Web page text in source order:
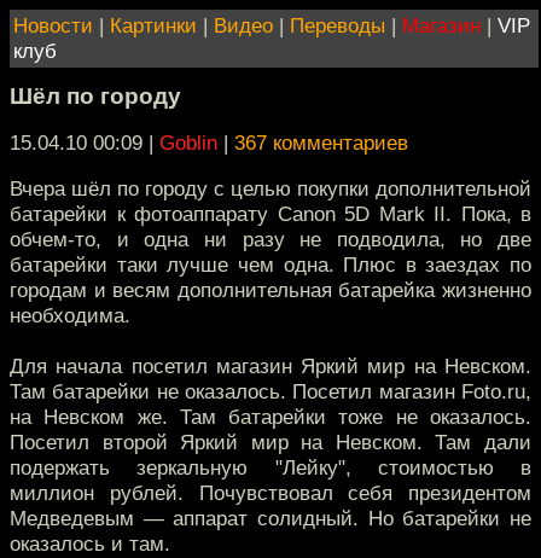
Новости | Картинки | Видео | Переводы | Магазин | VIP
клуб
Шёл по городу
15.04.10 00:09 | Goblin | 367 комментариев
Вчера шёл по городу с целью покупки дополнительной
батарейки к фотоаппарату Canon 5D Mark II. Пока, в
обчем-то, и одна ни разу не подводила, но две
батарейки таки лучше чем одна. Плюс в заездах по
городам и весям дополнительная батарейка жизненно
необходима.
Для начала посетил магазин Яркий мир на Невском.
Там батарейки не оказалось. Посетил магазин Foto.ru,
на Невском же. Там батарейки тоже не оказалось.
Посетил второй Яркий мир на Невском. Там дали
подержать зеркальную "Лейку", стоимостью в
миллион рублей. Почувствовал себя президентом
Медведевым — аппарат солидный. Но батарейки не
оказалось и там.